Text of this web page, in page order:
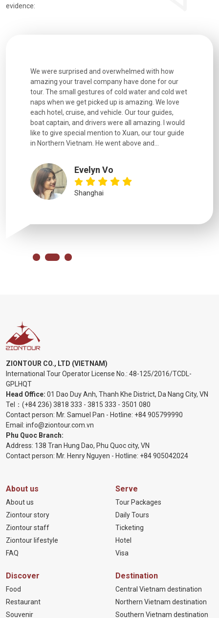
evidence:
We were surprised and overwhelmed with how
amazing your travel company have done for our
tour. The small gestures of cold water and cold wet
naps when we get picked up is amazing. We love
each hotel, cruise, and vehicle. Our tour guides,
boat captain, and drivers were all amazing. I would
like to give special mention to Xuan, our tour guide
in Northern Vietnam. He went above and...
Evelyn Vo
Shanghai
ZIONTOUR CO., LTD (VIETNAM)
International Tour Operator License No.: 48-125/2016/TCDL-
GPLHQT
Head Office: 01 Dao Duy Anh, Thanh Khe District, Da Nang City, VN
Tel： (+84 236) 3818 333 - 3815 333 - 3501 080
Contact person: Mr. Samuel Pan - Hotline: +84 905799990
Email: info@ziontour.com.vn
Phu Quoc Branch:
Address: 138 Tran Hung Dao, Phu Quoc city, VN
Contact person: Mr. Henry Nguyen - Hotline: +84 905042024
About us
About us
Ziontour story
Ziontour staff
Ziontour lifestyle
FAQ
Serve
Tour Packages
Daily Tours
Ticketing
Hotel
Visa
Discover
Food
Restaurant
Souvenir
Destination
Central Vietnam destination
Northern Vietnam destination
Southern Vietnam destination